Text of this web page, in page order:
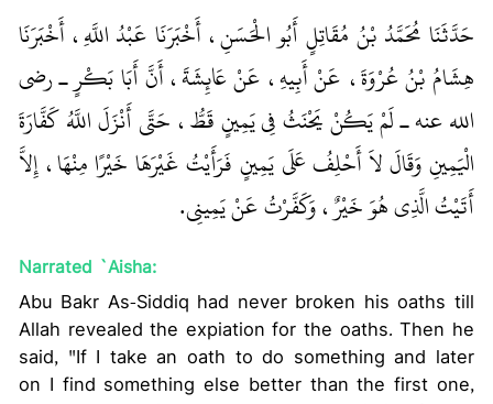
حَدَّثَنَا مُحَمَّدُ بْنُ مُقَاتِلٍ أَبُو الْحَسَنِ، أَخْبَرَنَا عَبْدُ اللَّهِ، أَخْبَرَنَا
هِشَامُ بْنُ عُرْوَةَ، عَنْ أَبِيهِ، عَنْ عَائِشَةَ، أَنَّ أَبَا بَكْرٍ ـ رضى
الله عنه ـ لَمْ يَكُنْ يَحْنَثُ فِي يَمِينٍ قَطُّ، حَتَّى أَنْزَلَ اللَّهُ كَفَّارَةَ
الْيَمِينِ وَقَالَ لاَ أَحْلِفُ عَلَى يَمِينٍ فَرَأَيْتُ غَيْرَهَا خَيْرًا مِنْهَا، إِلاَّ
أَتَيْتُ الَّذِي هُوَ خَيْرٌ، وَكَفَّرْتُ عَنْ يَمِينِي‏.‏
Narrated `Aisha:
Abu Bakr As-Siddiq had never broken his oaths till
Allah revealed the expiation for the oaths. Then he
said, "If I take an oath to do something and later
on I find something else better than the first one,